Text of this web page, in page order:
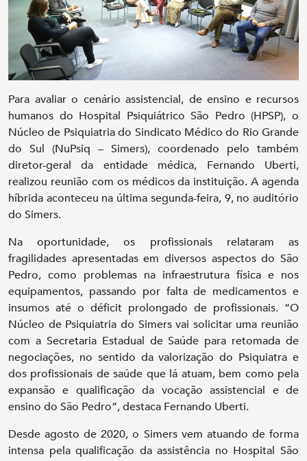
Para avaliar o cenário assistencial, de ensino e recursos
humanos do Hospital Psiquiátrico São Pedro (HPSP), o
Núcleo de Psiquiatria do Sindicato Médico do Rio Grande
do Sul (NuPsiq – Simers), coordenado pelo também
diretor-geral da entidade médica, Fernando Uberti,
realizou reunião com os médicos da instituição. A agenda
híbrida aconteceu na última segunda-feira, 9, no auditório
do Simers.
Na oportunidade, os profissionais relataram as
fragilidades apresentadas em diversos aspectos do São
Pedro, como problemas na infraestrutura física e nos
equipamentos, passando por falta de medicamentos e
insumos até o déficit prolongado de profissionais. “O
Núcleo de Psiquiatria do Simers vai solicitar uma reunião
com a Secretaria Estadual de Saúde para retomada de
negociações, no sentido da valorização do Psiquiatra e
dos profissionais de saúde que lá atuam, bem como pela
expansão e qualificação da vocação assistencial e de
ensino do São Pedro”, destaca Fernando Uberti.
Desde agosto de 2020, o Simers vem atuando de forma
intensa pela qualificação da assistência no Hospital São